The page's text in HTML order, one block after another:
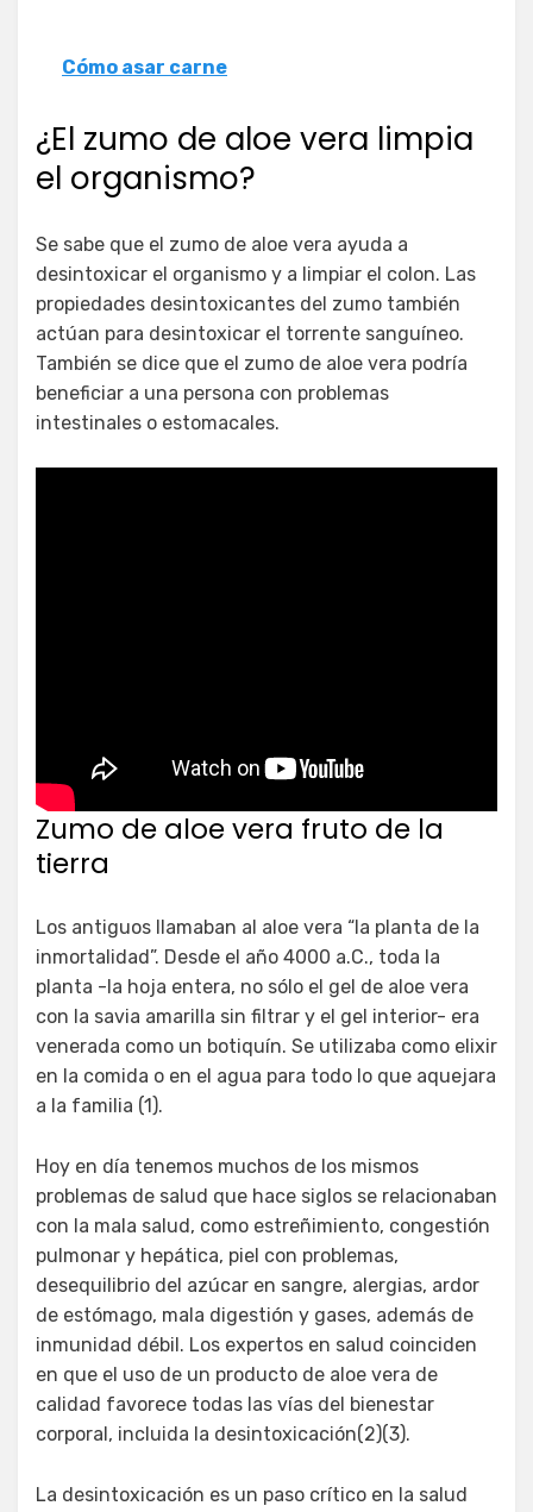
Cómo asar carne
¿El zumo de aloe vera limpia
el organismo?
Se sabe que el zumo de aloe vera ayuda a
desintoxicar el organismo y a limpiar el colon. Las
propiedades desintoxicantes del zumo también
actúan para desintoxicar el torrente sanguíneo.
También se dice que el zumo de aloe vera podría
beneficiar a una persona con problemas
intestinales o estomacales.
Zumo de aloe vera fruto de la
tierra
Los antiguos llamaban al aloe vera “la planta de la
inmortalidad”. Desde el año 4000 a.C., toda la
planta -la hoja entera, no sólo el gel de aloe vera
con la savia amarilla sin filtrar y el gel interior- era
venerada como un botiquín. Se utilizaba como elixir
en la comida o en el agua para todo lo que aquejara
a la familia (1).
Hoy en día tenemos muchos de los mismos
problemas de salud que hace siglos se relacionaban
con la mala salud, como estreñimiento, congestión
pulmonar y hepática, piel con problemas,
desequilibrio del azúcar en sangre, alergias, ardor
de estómago, mala digestión y gases, además de
inmunidad débil. Los expertos en salud coinciden
en que el uso de un producto de aloe vera de
calidad favorece todas las vías del bienestar
corporal, incluida la desintoxicación(2)(3).
La desintoxicación es un paso crítico en la salud